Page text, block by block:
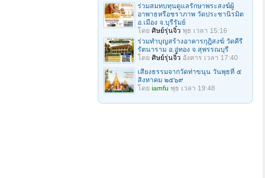
ร่วมสมทบทุนดูแลรักษาพระสงฆ์ผู้
อาพาธหรือชราภาพ วัดประชานิรมิต
อ.เมือง จ.บุรีรัมย์
โดย ศิษย์รุ่นจิ๋ว พุธ เวลา 15:16
ร่วมทำบุญสร้างอาคารกุฎิสงฆ์ วัดคีรี
รัตนาราม อ.อู่ทอง จ.สุพรรณบุรี
โดย ศิษย์รุ่นจิ๋ว อังคาร เวลา 17:40
เสียงธรรมจากวัดท่าขนุน วันพุธที่ ๕
สิงหาคม ๒๕๖๙
โดย iamfu พุธ เวลา 19:48